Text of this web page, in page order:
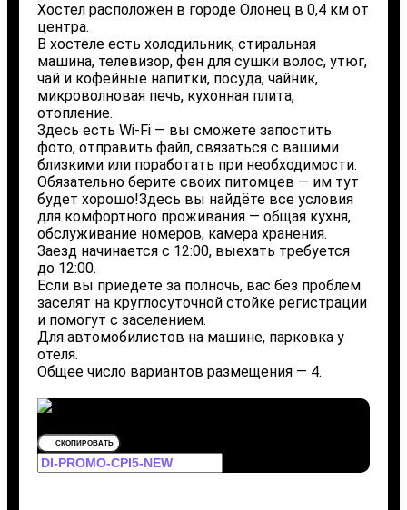
Хостел расположен в городе Олонец в 0,4 км от
центра.
В хостеле есть холодильник, стиральная
машина, телевизор, фен для сушки волос, утюг,
чай и кофейные напитки, посуда, чайник,
микроволновая печь, кухонная плита,
отопление.
Здесь есть Wi-Fi — вы сможете запостить
фото, отправить файл, связаться с вашими
близкими или поработать при необходимости.
Обязательно берите своих питомцев — им тут
будет хорошо!Здесь вы найдёте все условия
для комфортного проживания — общая кухня,
обслуживание номеров, камера хранения.
Заезд начинается с 12:00, выехать требуется
до 12:00.
Если вы приедете за полночь, вас без проблем
заселят на круглосуточной стойке регистрации
и помогут с заселением.
Для автомобилистов на машине, парковка у
отеля.
Общее число вариантов размещения — 4.
СКОПИРОВАТЬ